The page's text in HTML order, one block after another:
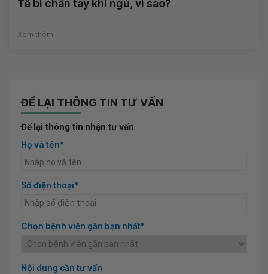
Tê bì chân tay khi ngủ, vì sao?
Xem thêm
ĐỂ LẠI THÔNG TIN TƯ VẤN
Để lại thông tin nhận tư vấn
Họ và tên*
Số điện thoại*
Chọn bệnh viện gần bạn nhất*
Nội dung cần tư vấn